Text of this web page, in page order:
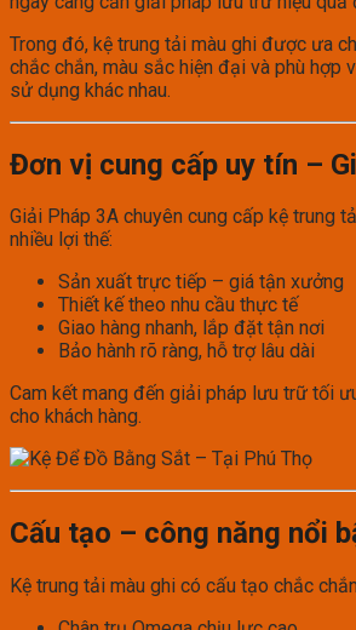
Trong đó, kệ trung tải màu ghi được ưa
chắc chắn, màu sắc hiện đại và phù hợp
sử dụng khác nhau.
Đơn vị cung cấp uy tín –
Giải Pháp 3A chuyên cung cấp kệ trung
nhiều lợi thế:
Sản xuất trực tiếp – giá tận xưởng
Thiết kế theo nhu cầu thực tế
Giao hàng nhanh, lắp đặt tận nơi
Bảo hành rõ ràng, hỗ trợ lâu dài
Cam kết mang đến giải pháp lưu trữ tối
cho khách hàng.
Cấu tạo – công năng nổi
Kệ trung tải màu ghi có cấu tạo chắc